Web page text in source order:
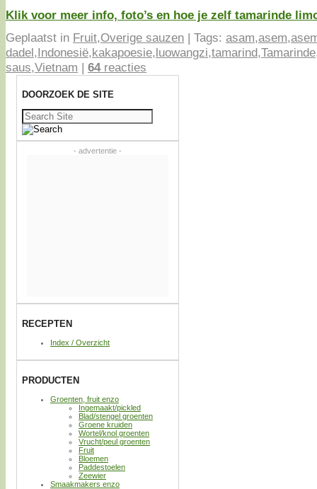
Klik voor meer info, foto’s en hoe je zelf tamarinde
Geplaatst in Fruit,Overige sauzen | Tags: asam,asem,
dadel,Indonesië,kakapoesie,luowangzi,tamarind,Tamarinde
saus,Vietnam | 64reacties
DOORZOEK DE SITE
Zoeken
naar:
- advertentie -
RECEPTEN
Index / Overzicht
PRODUCTEN
Groenten, fruit enzo
Ingemaakt/pickled
Blad/stengel groenten
Groene kruiden
Wortel/knol groenten
Vrucht/peul groenten
Fruit
Bloemen
Paddestoelen
Zeewier
Smaakmakers enzo